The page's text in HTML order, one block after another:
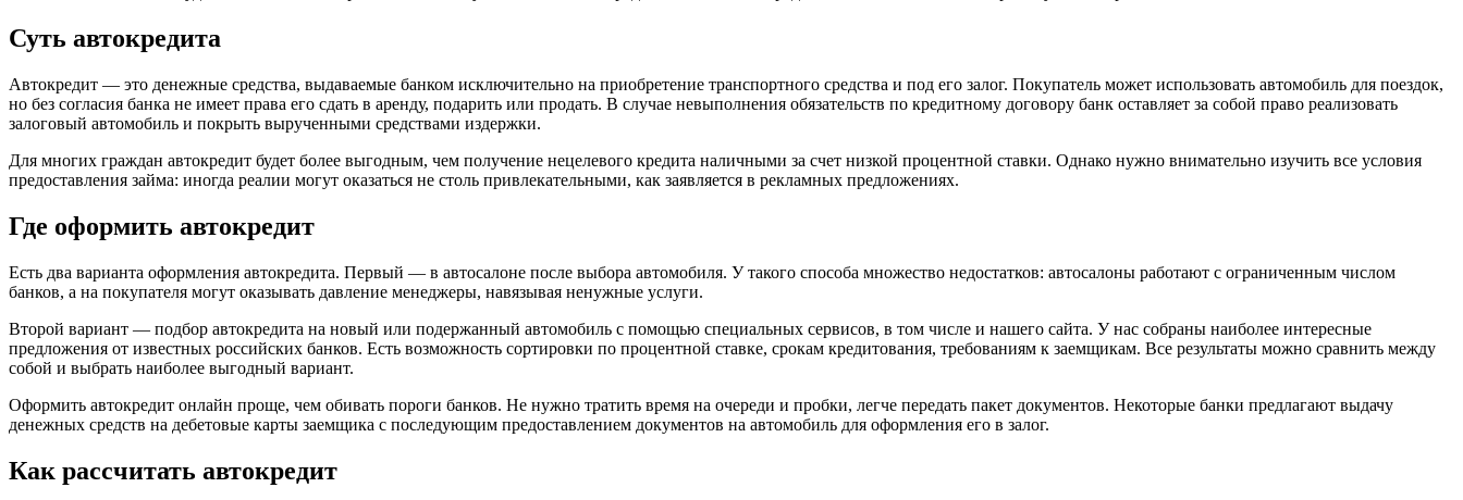
Суть автокредита
Автокредит — это денежные средства, выдаваемые банком исключительно на приобретение транспортного средства и под его залог. Покупатель может использовать автомобиль для поездок,
но без согласия банка не имеет права его cдать в аренду, подарить или продать. В случае невыполнения обязательств по кредитному договору банк оставляет за собой право реализовать
залоговый автомобиль и покрыть вырученными средствами издержки.
Для многих граждан автокредит будет более выгодным, чем получение нецелевого кредита наличными за счет низкой процентной ставки. Однако нужно внимательно изучить все условия
предоставления займа: иногда реалии могут оказаться не столь привлекательными, как заявляется в рекламных предложениях.
Где оформить автокредит
Есть два варианта оформления автокредита. Первый — в автосалоне после выбора автомобиля. У такого способа множество недостатков: автосалоны работают с ограниченным числом
банков, а на покупателя могут оказывать давление менеджеры, навязывая ненужные услуги.
Второй вариант — подбор автокредита на новый или подержанный автомобиль с помощью специальных сервисов, в том числе и нашего сайта. У нас собраны наиболее интересные
предложения от известных российских банков. Есть возможность сортировки по процентной ставке, срокам кредитования, требованиям к заемщикам. Все результаты можно сравнить между
собой и выбрать наиболее выгодный вариант.
Оформить автокредит онлайн проще, чем обивать пороги банков. Не нужно тратить время на очереди и пробки, легче передать пакет документов. Некоторые банки предлагают выдачу
денежных средств на дебетовые карты заемщика с последующим предоставлением документов на автомобиль для оформления его в залог.
Как рассчитать автокредит